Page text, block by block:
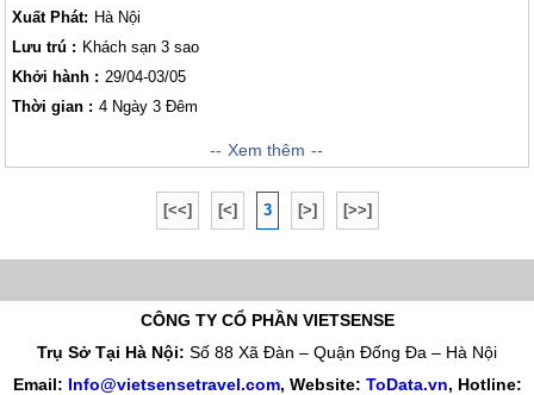
Xuất Phát: Hà Nội
Lưu trú : Khách sạn 3 sao
Khởi hành : 29/04-03/05
Thời gian : 4 Ngày 3 Đêm
Hành trình khám phá 4 ngày 3 đêm của công ty chúng tôi được khởi
hành vào đúng dịp lễ 30/4-1/5 sẽ đưa quý khách đến với dải đất Miền
Trung khám phá Đà Nẵng – thành phố tuyệt đẹp bên bờ sông Hàn. Thành
phố này nổi tiếng với những điểm thăm quan nổi tiếng như cáp treo Bà
mộng và dạo chơi dưới ánh sáng huyền ảo muôn màu của những cây
lăng tẩm ở Huế và để tâm hồn thỏa thích ngao du... Đó là món quà thiên
nhiên mà Vietsense Travel chúng tôi mong muốn gửi tới quý khách, hi
Xem thêm
[<<] [<] 3 [>] [>>]
CÔNG TY CỔ PHẦN VIETSENSE
Trụ Sở Tại Hà Nội: Số 88 Xã Đàn – Quận Đống Đa – Hà Nội
Email: Info@vietsensetravel.com, Website: ToData.vn, Hotline: